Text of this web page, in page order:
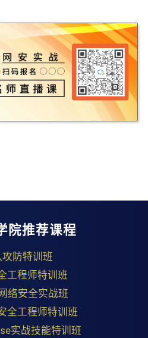
院推荐课程
防特训班
工程师特训班
络安全实战班
全工程师特训班
实战技能特训班